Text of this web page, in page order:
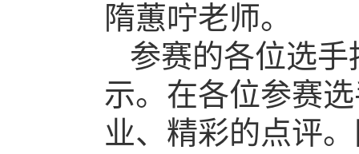
隋蕙咛老师。
参赛的各位选
示。在各位参赛
业、精彩的点评